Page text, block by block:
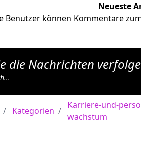
Neueste
Benutzer können Kommentare
die Nachrichten
/ Kategorien /
Karriere-und-
wachstum